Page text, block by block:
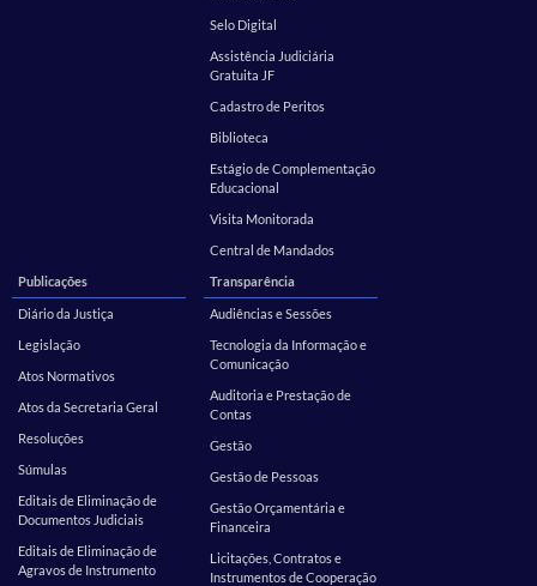
Selo Digital
Assistência Judiciária
Gratuita JF
Cadastro de Peritos
Biblioteca
Estágio de Complementação
Educacional
Visita Monitorada
Central de Mandados
Publicações
Diário da Justiça
Legislação
Atos Normativos
Atos da Secretaria Geral
Resoluções
Súmulas
Editais de Eliminação de
Documentos Judiciais
Editais de Eliminação de
Agravos de Instrumento
Transparência
Audiências e Sessões
Tecnologia da Informação e
Comunicação
Auditoria e Prestação de
Contas
Gestão
Gestão de Pessoas
Gestão Orçamentária e
Financeira
Licitações, Contratos e
Instrumentos de Cooperação